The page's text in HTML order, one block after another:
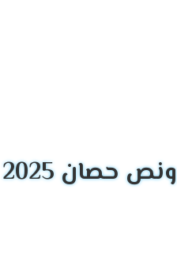
والاستمتاع بوقتنا .
الكهرباء وتقوم بحفظ كافة الخواص
حصان 2025